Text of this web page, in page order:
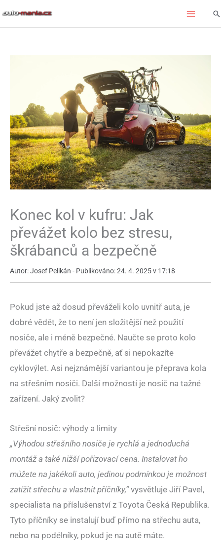
Konec kol v kufru: Jak
převážet kolo bez stresu,
škrábanců a bezpečně
Autor: Josef Pelikán - Publikováno: 24. 4. 2025 v 17:18
Pokud jste až dosud převáželi kolo uvnitř auta, je
dobré vědět, že to není jen složitější než použití
nosiče, ale i méně bezpečné. Naučte se proto kolo
převážet chytře a bezpečně, ať si nepokazíte
cyklovýlet. Asi nejznámější variantou je přeprava kola
na střešním nosiči. Další možností je nosič na tažné
zařízení. Jaký zvolit?
Střešní nosič: výhody a limity
„Výhodou střešního nosiče je rychlá a jednoduchá
montáž a také nižší pořizovací cena. Instalovat ho
můžete na jakékoli auto, jedinou podmínkou je možnost
zatížit střechu a vlastnit příčníky,“vysvětluje Jiří Pavel,
specialista na příslušenství z Toyota Česká Republika.
Tyto příčníky se instalují buď přímo na střechu auta,
nebo na podélníky, pokud je na autě máte.